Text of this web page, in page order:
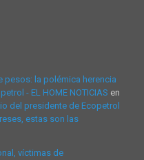
pesos: la polémica herencia
- EL HOME NOTICIAS en
del presidente de Ecopetrol
estas son las
víctimas de